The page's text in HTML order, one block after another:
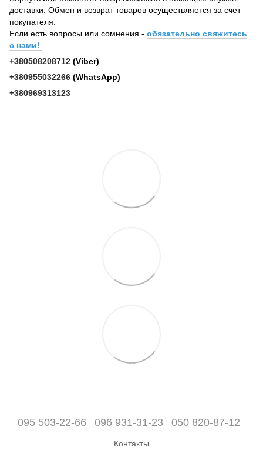
доставки. Обмен и возврат товаров осуществляется за счет
покупателя.
Если есть вопросы или сомнения - обязательно свяжитесь
с нами!
+380508208712 (Viber)
+380955032266 (WhatsApp)
+380969313123
095 503-22-66 096 931-31-23 050 820-87-12
Контакты